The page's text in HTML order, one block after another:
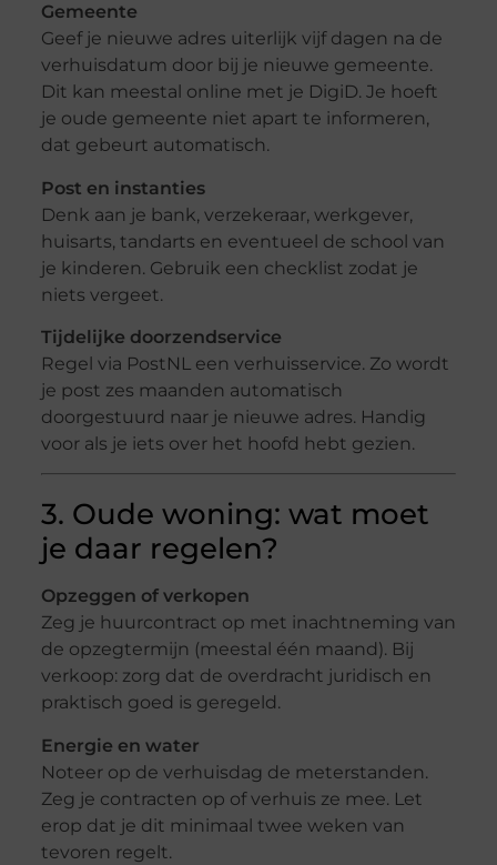
Gemeente
Geef je nieuwe adres uiterlijk vijf dagen na de
verhuisdatum door bij je nieuwe gemeente.
Dit kan meestal online met je DigiD. Je hoeft
je oude gemeente niet apart te informeren,
dat gebeurt automatisch.
Post en instanties
Denk aan je bank, verzekeraar, werkgever,
huisarts, tandarts en eventueel de school van
je kinderen. Gebruik een checklist zodat je
niets vergeet.
Tijdelijke doorzendservice
Regel via PostNL een verhuisservice. Zo wordt
je post zes maanden automatisch
doorgestuurd naar je nieuwe adres. Handig
voor als je iets over het hoofd hebt gezien.
3. Oude woning: wat moet
je daar regelen?
Opzeggen of verkopen
Zeg je huurcontract op met inachtneming van
de opzegtermijn (meestal één maand). Bij
verkoop: zorg dat de overdracht juridisch en
praktisch goed is geregeld.
Energie en water
Noteer op de verhuisdag de meterstanden.
Zeg je contracten op of verhuis ze mee. Let
erop dat je dit minimaal twee weken van
tevoren regelt.